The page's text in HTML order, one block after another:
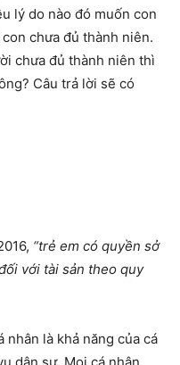
lý do nào đó muốn con
chưa đủ thành niên.
chưa đủ thành niên thì
Câu trả lời sẽ có
“trẻ em có quyền sở
với tài sản theo quy
nhân là khả năng của cá